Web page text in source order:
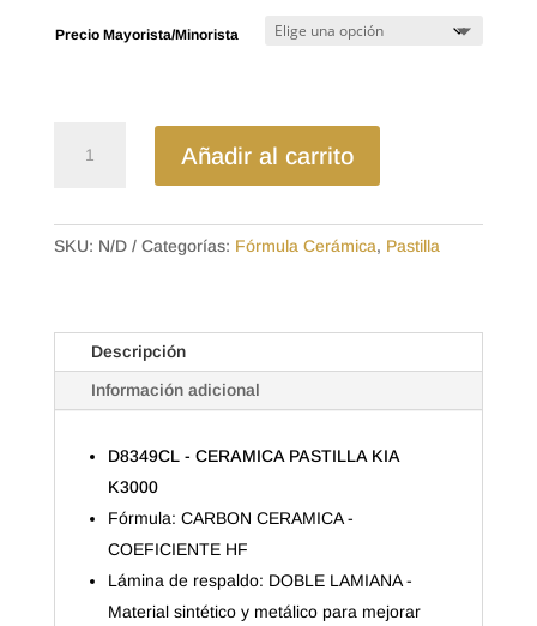
precios:
desde
$42.56
Precio Mayorista/Minorista
KIA
Añadir al carrito
SKU: N/D Categorías: Fórmula Cerámica, Pastilla
Descripción
Información adicional
D8349CL - CERAMICA PASTILLA KIA
K3000
Fórmula: CARBON CERAMICA -
COEFICIENTE HF
Lámina de respaldo: DOBLE LAMIANA -
Material sintético y metálico para mejorar